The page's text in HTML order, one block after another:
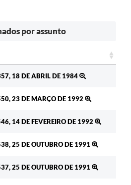
por assunto
18 DE ABRIL DE 1984
23 DE MARÇO DE 1992
14 DE FEVEREIRO DE 1992
25 DE OUTUBRO DE 1991
25 DE OUTUBRO DE 1991